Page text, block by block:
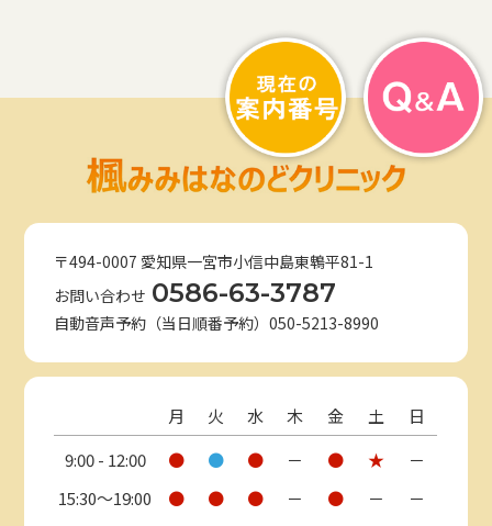
〒494-0007 愛知県一宮市小信中島東鵯平81-1
お問い合わせ 0586-63-3787
自動音声予約（当日順番予約）050-5213-8990
月 火 水 木 金 土
日
9:00 - 12:00
● ● ● － ● ★
－
15:30〜19:00
● ● ● － ● － －